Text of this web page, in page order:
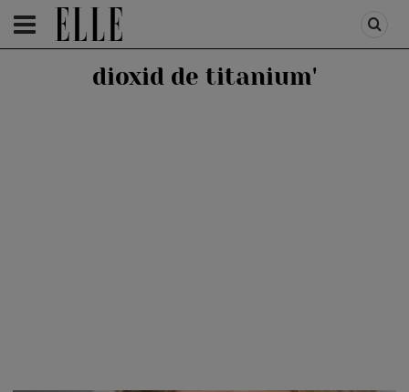
HOMEPAGE /HOMEPAGE SLIDER
dioxid de titanium'